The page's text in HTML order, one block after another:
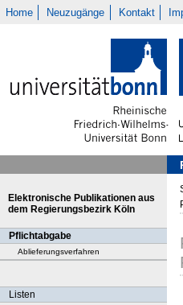
Home Neuzugänge Kontakt
Elektronische Publikationen aus
dem Regierungsbezirk Köln
Pflichtabgabe
Ablieferungsverfahren
Listen